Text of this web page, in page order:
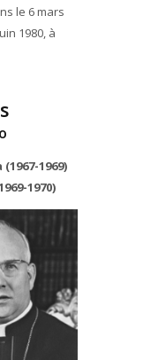
le 6 mars
1980, à
1969)
1970)